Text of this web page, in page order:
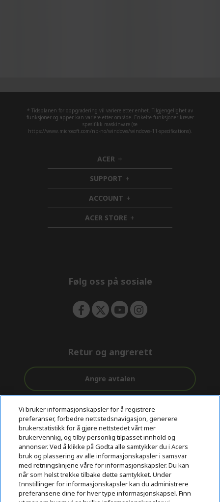
* Tidsplanen for oppgradering vil variere etter enhet. Tilgjengelighet av
funksjoner og apper kan variere etter område. Enkelte funksjoner krever
spesifikk maskinvare (se
https://www.microsoft.com/nb-no/windows/windows-11-specifications).
ACER h
i
d
d
e
n
SUPPORT h
i
d
e
n
ACCOUNT h
i
d
d
ACER STORE h
i
Følg oss på sosiale
Retur og angrerett
Angre avtalen
Gratis
levering
Kundestøtte
før og etter
kjøp
betaling
© 2026 Acer Inc.
CPYou BV er en autorisert forhandler og tilbyder av produktene
og tjenestene som tilbys i denne nettbutikken.​
Vi bruker informasjonskapsler for å registrere
preferanser, forbedre nettstedsnavigasjon, generere
brukerstatistikk for å gjøre nettstedet vårt mer
brukervennlig, og tilby personlig tilpasset innhold og
annonser. Ved å klikke på Godta alle samtykker du i Acers
bruk og plassering av alle informasjonskapsler i samsvar
med retningslinjene våre for informasjonskapsler. Du kan
når som helst trekke tilbake dette samtykket. Under
Innstillinger for informasjonskapsler kan du administrere
preferansene dine for hver type informasjonskapsel. Finn